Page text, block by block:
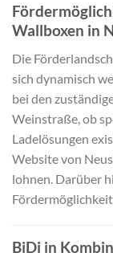
Wallboxen in
Die
sich dynamisch
bei den
Weinstraße, ob
Ladelösungen
Website von
lohnen. Darüber
BiDi in